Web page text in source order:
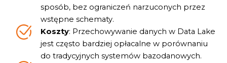
sposób, bez ograniczeń narzuconych przez
wstępne schematy.
Koszty: Przechowywanie danych w Data Lake
jest często bardziej opłacalne w porównaniu
do tradycyjnych systemów bazodanowych.